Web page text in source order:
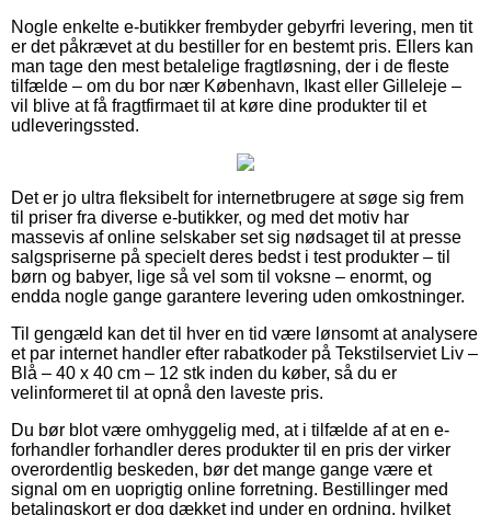
Nogle enkelte e-butikker frembyder gebyrfri levering, men tit
er det påkrævet at du bestiller for en bestemt pris. Ellers kan
man tage den mest betalelige fragtløsning, der i de fleste
tilfælde – om du bor nær København, Ikast eller Gilleleje –
vil blive at få fragtfirmaet til at køre dine produkter til et
udleveringssted.
Det er jo ultra fleksibelt for internetbrugere at søge sig frem
til priser fra diverse e-butikker, og med det motiv har
massevis af online selskaber set sig nødsaget til at presse
salgspriserne på specielt deres bedst i test produkter – til
børn og babyer, lige så vel som til voksne – enormt, og
endda nogle gange garantere levering uden omkostninger.
Til gengæld kan det til hver en tid være lønsomt at analysere
et par internet handler efter rabatkoder på Tekstilserviet Liv –
Blå – 40 x 40 cm – 12 stk inden du køber, så du er
velinformeret til at opnå den laveste pris.
Du bør blot være omhyggelig med, at i tilfælde af at en e-
forhandler forhandler deres produkter til en pris der virker
overordentlig beskeden, bør det mange gange være et
signal om en uoprigtig online forretning. Bestillinger med
betalingskort er dog dækket ind under en ordning, hvilket